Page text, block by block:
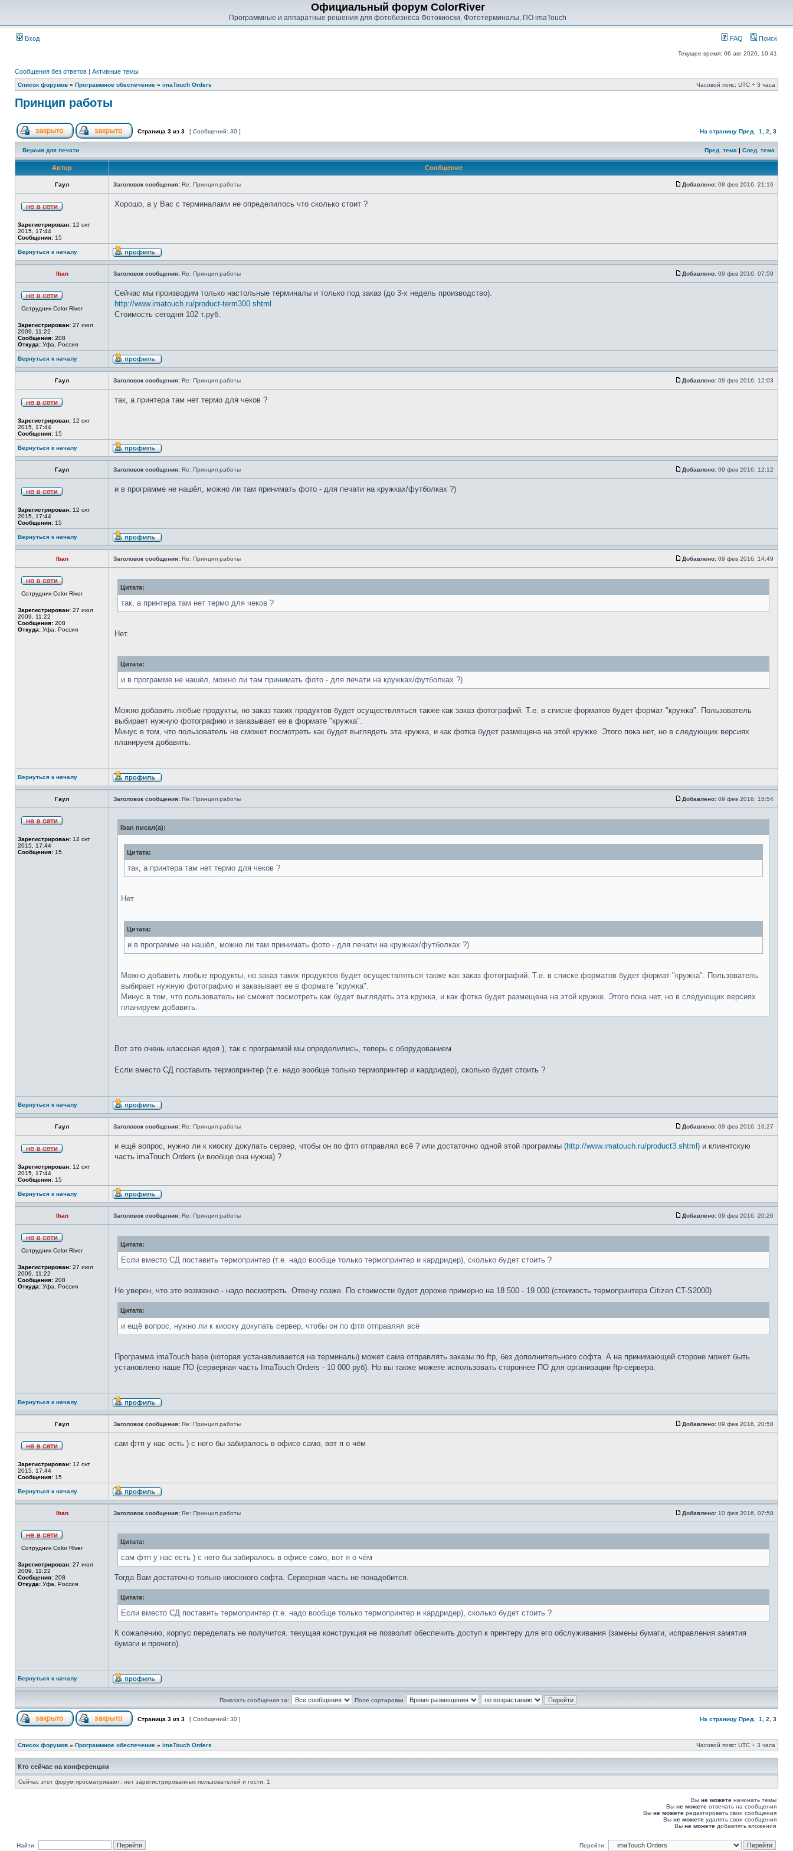
Официальный форум ColorRiver
Программные и аппаратные решения для фотобизнеса Фотокиоски, Фототерминалы, ПО imaTouch
Вход FAQ Поиск
Текущее время: 06 авг 2026, 10:41
Сообщения без ответов | Активные темы
Список форумов » Программное обеспечение » imaTouch Orders Часовой пояс: UTC + 3 часа
Принцип работы
Страница 3 из 3 [ Сообщений: 30 ] На страницу Пред. 1 2 3
Версия для печати Пред. тема | След. тема
Автор Сообщение
Гаул Заголовок сообщения: Re: Принцип работы Добавлено: 08 фев 2016, 21:16
Зарегистрирован: 12 окт
2015, 17:44
Сообщения: 15
Хорошо, а у Вас с терминалами не определилось что сколько стоит ?
Вернуться к началу
Iban Заголовок сообщения: Re: Принцип работы Добавлено: 09 фев 2016, 07:59
Сотрудник Color River
Зарегистрирован: 27 июл
2009, 11:22
Сообщения: 208
Откуда: Уфа, Россия
Сейчас мы производим только настольные терминалы и только под заказ (до 3-х недель производство).
http://www.imatouch.ru/product-term300.shtml
Стоимость сегодня 102 т.руб.
Вернуться к началу
Гаул Заголовок сообщения: Re: Принцип работы Добавлено: 09 фев 2016, 12:03
Зарегистрирован: 12 окт
2015, 17:44
Сообщения: 15
так, а принтера там нет термо для чеков ?
Вернуться к началу
Гаул Заголовок сообщения: Re: Принцип работы Добавлено: 09 фев 2016, 12:12
Зарегистрирован: 12 окт
2015, 17:44
Сообщения: 15
и в программе не нашёл, можно ли там принимать фото - для печати на кружках/футболках ?)
Вернуться к началу
Iban Заголовок сообщения: Re: Принцип работы Добавлено: 09 фев 2016, 14:49
Сотрудник Color River
Зарегистрирован: 27 июл
2009, 11:22
Сообщения: 208
Откуда: Уфа, Россия
Цитата:
так, а принтера там нет термо для чеков ?
Нет.
Цитата:
и в программе не нашёл, можно ли там принимать фото - для печати на кружках/футболках ?)
Можно добавить любые продукты, но заказ таких продуктов будет осуществляться также как заказ фотографий. Т.е. в списке форматов будет формат "кружка". Пользователь
выбирает нужную фотографию и заказывает ее в формате "кружка".
Минус в том, что пользователь не сможет посмотреть как будет выглядеть эта кружка, и как фотка будет размещена на этой кружке. Этого пока нет, но в следующих версиях
планируем добавить.
Вернуться к началу
Гаул Заголовок сообщения: Re: Принцип работы Добавлено: 09 фев 2016, 15:54
Зарегистрирован: 12 окт
2015, 17:44
Сообщения: 15
Iban писал(а):
Цитата:
так, а принтера там нет термо для чеков ?
Нет.
Цитата:
и в программе не нашёл, можно ли там принимать фото - для печати на кружках/футболках ?)
Можно добавить любые продукты, но заказ таких продуктов будет осуществляться также как заказ фотографий. Т.е. в списке форматов будет формат "кружка". Пользователь
выбирает нужную фотографию и заказывает ее в формате "кружка".
Минус в том, что пользователь не сможет посмотреть как будет выглядеть эта кружка, и как фотка будет размещена на этой кружке. Этого пока нет, но в следующих версиях
планируем добавить.
Вот это очень классная идея ), так с программой мы определились, теперь с оборудованием
Если вместо СД поставить термопринтер (т.е. надо вообще только термопринтер и кардридер), сколько будет стоить ?
Вернуться к началу
Гаул Заголовок сообщения: Re: Принцип работы Добавлено: 09 фев 2016, 16:27
Зарегистрирован: 12 окт
2015, 17:44
Сообщения: 15
и ещё вопрос, нужно ли к киоску докупать сервер, чтобы он по фтп отправлял всё ? или достаточно одной этой программы (http://www.imatouch.ru/product3.shtml ) и клиентскую
часть imaTouch Orders (и вообще она нужна) ?
Вернуться к началу
Iban Заголовок сообщения: Re: Принцип работы Добавлено: 09 фев 2016, 20:26
Сотрудник Color River
Зарегистрирован: 27 июл
2009, 11:22
Сообщения: 208
Откуда: Уфа, Россия
Цитата:
Если вместо СД поставить термопринтер (т.е. надо вообще только термопринтер и кардридер), сколько будет стоить ?
Не уверен, что это возможно - надо посмотреть. Отвечу позже. По стоимости будет дороже примерно на 18 500 - 19 000 (стоимость термопринтера Citizen CT-S2000)
Цитата:
и ещё вопрос, нужно ли к киоску докупать сервер, чтобы он по фтп отправлял всё
Программа imaTouch base (которая устанавливается на терминалы) может сама отправлять заказы по ftp, без дополнительного софта. А на принимающей стороне может быть
установлено наше ПО (серверная часть ImaTouch Orders - 10 000 руб). Но вы также можете использовать стороннее ПО для организации ftp-сервера.
Вернуться к началу
Гаул Заголовок сообщения: Re: Принцип работы Добавлено: 09 фев 2016, 20:58
Зарегистрирован: 12 окт
2015, 17:44
Сообщения: 15
сам фтп у нас есть ) с него бы забиралось в офисе само, вот я о чём
Вернуться к началу
Iban Заголовок сообщения: Re: Принцип работы Добавлено: 10 фев 2016, 07:58
Сотрудник Color River
Зарегистрирован: 27 июл
2009, 11:22
Сообщения: 208
Откуда: Уфа, Россия
Цитата:
сам фтп у нас есть ) с него бы забиралось в офисе само, вот я о чём
Тогда Вам достаточно только киоскного софта. Серверная часть не понадобится.
Цитата:
Если вместо СД поставить термопринтер (т.е. надо вообще только термопринтер и кардридер), сколько будет стоить ?
К сожалению, корпус переделать не получится. текущая конструкция не позволит обеспечить доступ к принтеру для его обслуживания (замены бумаги, исправления замятия
бумаги и прочего).
Вернуться к началу
Показать сообщения за: Поле сортировки
Страница 3 из 3 [ Сообщений: 30 ] На страницу Пред. 1 2 3
Список форумов » Программное обеспечение » imaTouch Orders Часовой пояс: UTC + 3 часа
Кто сейчас на конференции
Сейчас этот форум просматривают: нет зарегистрированных пользователей и гости: 1
Вы не можете начинать темы
Вы не можете отвечать на сообщения
Вы не можете редактировать свои сообщения
Вы не можете удалять свои сообщения
Вы не можете добавлять вложения
Найти: Перейти: